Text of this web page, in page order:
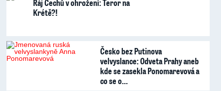
Ráj Čechů v ohrožení: Teror na
Krétě?!
Česko bez Putinova
velvyslance: Odveta Prahy aneb
kde se zasekla Ponomarevová a
co se o…